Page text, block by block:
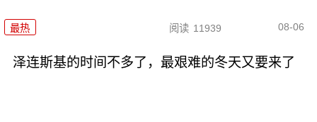
最热 阅读 11939 08-06
泽连斯基的时间不多了，最艰难的冬天又要来了